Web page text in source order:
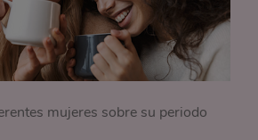
mujeres sobre su periodo